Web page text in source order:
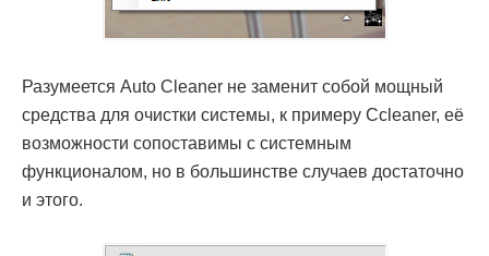
Разумеется Auto Cleaner не заменит собой мощный
средства для очистки системы, к примеру Ccleaner, её
возможности сопоставимы с системным
функционалом, но в большинстве случаев достаточно
и этого.